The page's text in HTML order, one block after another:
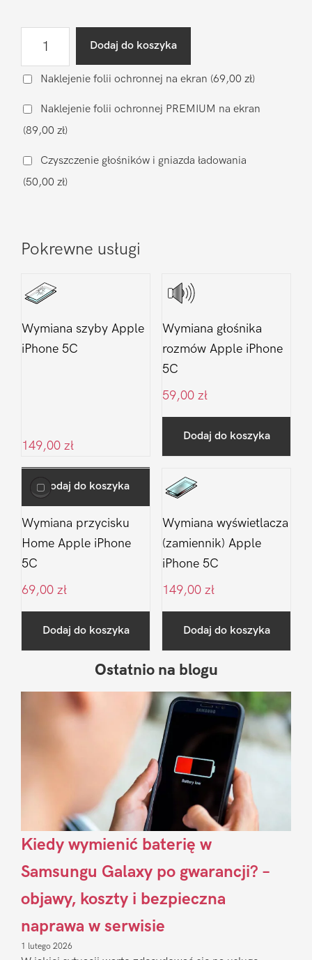
po
Apple
iPhone
5C
Dodaj do koszyka
Naklejenie folii ochronnej na ekran (69,00 zł)
Naklejenie folii ochronnej PREMIUM na ekran
(89,00 zł)
Czyszczenie głośników i gniazda ładowania
(50,00 zł)
Pokrewne usługi
Wymiana szyby Apple
iPhone 5C
149,00 zł
Dodaj do koszyka
Wymiana głośnika
rozmów Apple iPhone
5C
59,00 zł
Dodaj do koszyka
Wymiana przycisku
Home Apple iPhone
5C
69,00 zł
Dodaj do koszyka
Wymiana wyświetlacza
(zamiennik) Apple
iPhone 5C
149,00 zł
Dodaj do koszyka
Sidebar
Ostatnio na blogu
Kiedy wymienić baterię w
Samsungu Galaxy po gwarancji? –
objawy, koszty i bezpieczna
naprawa w serwisie
1 lutego 2026